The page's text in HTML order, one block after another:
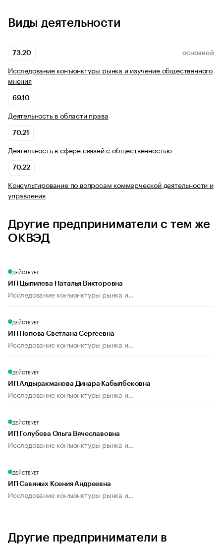
Виды деятельности
73.20 ОСНОВНОЙ
Исследование конъюнктуры рынка и изучение общественного
мнения
69.10
Деятельность в области права
70.21
Деятельность в сфере связей с общественностью
70.22
Консультирование по вопросам коммерческой деятельности и
управления
Другие предприниматели с тем же
ОКВЭД
ДЕЙСТВУЕТ
ИП Цыпилева Наталья Викторовна
Исследование конъюнктуры рынка и...
ДЕЙСТВУЕТ
ИП Попова Светлана Сергеевна
Исследование конъюнктуры рынка и...
ДЕЙСТВУЕТ
ИП Алдыракманова Динара Кабылбековна
Исследование конъюнктуры рынка и...
ДЕЙСТВУЕТ
ИП Голубева Ольга Вячеславовна
Исследование конъюнктуры рынка и...
ДЕЙСТВУЕТ
ИП Савиных Ксения Андреевна
Исследование конъюнктуры рынка и...
Другие предприниматели в